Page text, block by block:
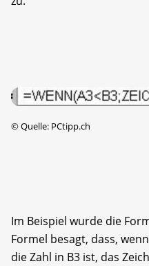
©Quelle: PCtipp.ch
Im Beispiel wurde die
Formel besagt, dass,
die Zahl in B3 ist, das